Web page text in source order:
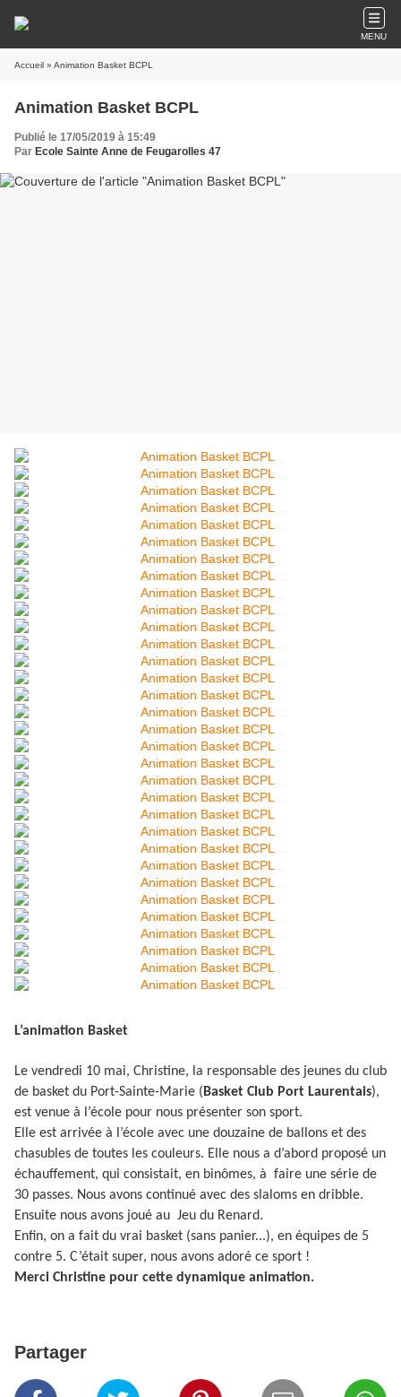
MENU
Accueil » Animation Basket BCPL
Animation Basket BCPL
Publié le 17/05/2019 à 15:49
Par Ecole Sainte Anne de Feugarolles 47
L’animation Basket
Le vendredi 10 mai, Christine, la responsable des jeunes du club
de basket du Port-Sainte-Marie ( Basket Club Port Laurentais),
est venue à l’école pour nous présenter son sport.
Elle est arrivée à l’école avec une douzaine de ballons et des
chasubles de toutes les couleurs. Elle nous a d’abord proposé un
échauffement, qui consistait, en binômes, à faire une série de
30 passes. Nous avons continué avec des slaloms en dribble.
Ensuite nous avons joué au Jeu du Renard.
Enfin, on a fait du vrai basket (sans panier...), en équipes de 5
contre 5. C’était super, nous avons adoré ce sport !
Merci Christine pour cette dynamique animation.
Partager